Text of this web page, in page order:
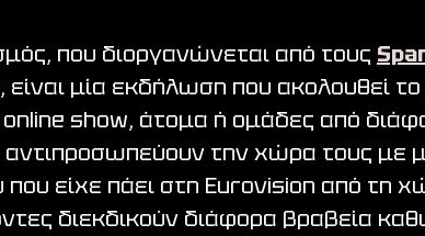
που διοργανώνεται από τους
, είναι μία εκδήλωση που ακολουθεί
online show, άτομα ή ομάδες από
αντιπροσωπεύουν την χώρα τους με
που είχε πάει στη Eurovision από τη
διεκδικούν διάφορα βραβεία